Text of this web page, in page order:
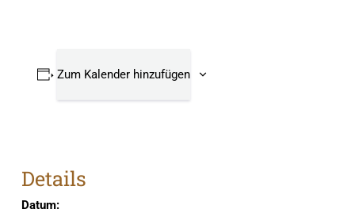
Zum Kalender hinzufügen
Details
Datum: